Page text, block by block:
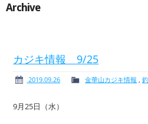
Archive
カジキ情報 9/25
2019.09.26 金華山カジキ情報 ,
9月25日（水）